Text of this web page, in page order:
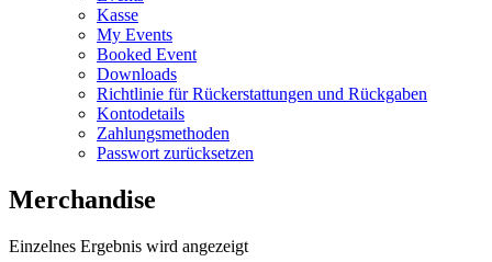
Kasse
My Events
Booked Event
Downloads
Richtlinie für Rückerstattungen und Rückgaben
Kontodetails
Zahlungsmethoden
Passwort zurücksetzen
Merchandise
Einzelnes Ergebnis wird angezeigt